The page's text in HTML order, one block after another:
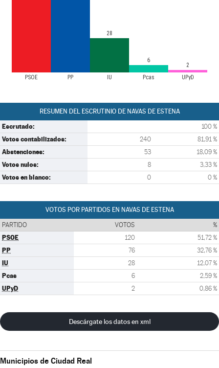
PSOE PP IU Pcas UPyD
28
6
2
RESUMEN DEL ESCRUTINIO DE NAVAS DE ESTENA
Escrutado: 100 %
Votos contabilizados: 240 81,91 %
Abstenciones: 53 18,09 %
Votos nulos: 8 3,33 %
Votos en blanco: 0 0 %
VOTOS POR PARTIDOS EN NAVAS DE ESTENA
PARTIDO VOTOS %
PSOE 120 51,72 %
PP 76 32,76 %
IU 28 12,07 %
Pcas 6 2,59 %
UPyD 2 0,86 %
Descárgate los datos en xml
Municipios de Ciudad Real